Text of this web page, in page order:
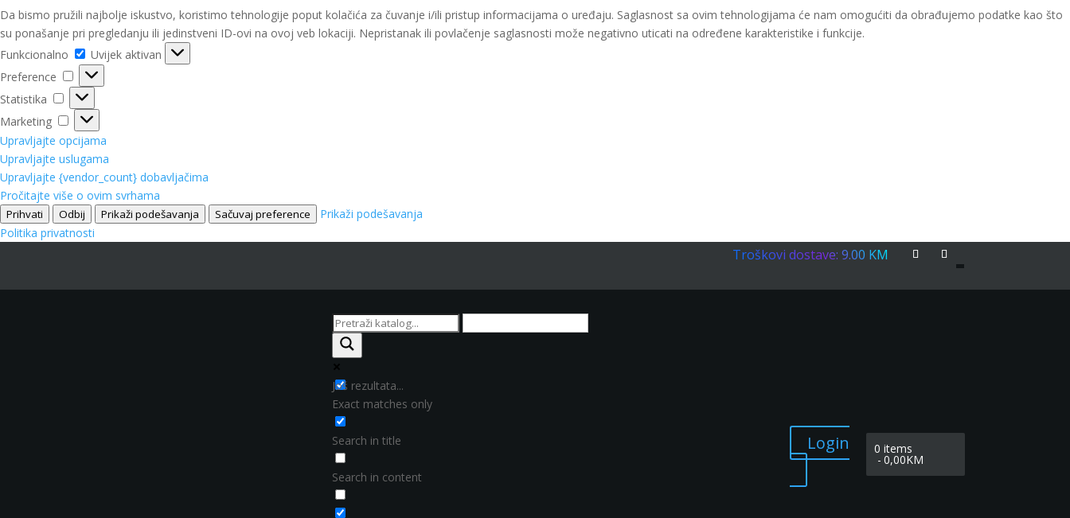
Da bismo pružili najbolje iskustvo, koristimo tehnologije poput kolačića za čuvanje i/ili pristup informacijama o uređaju. Saglasnost sa ovim tehnologijama će nam omogućiti da obrađujemo podatke kao što
su ponašanje pri pregledanju ili jedinstveni ID-ovi na ovoj veb lokaciji. Nepristanak ili povlačenje saglasnosti može negativno uticati na određene karakteristike i funkcije.
Funkcionalno
Funkcionalno
Uvijek aktivan
Preference
Preference
Statistika
Statistika
Marketing
Marketing
Upravljajte opcijama
Upravljajte uslugama
Upravljajte {vendor_count} dobavljačima
Pročitajte više o ovim svrhama
Prihvati Odbij Prikaži podešavanja Sačuvaj preference
Prikaži podešavanja
Politika privatnosti
Troškovi dostave: 9.00 KM
Još rezultata...
Exact matches only
Search in title
Search in content
Login 0 items
0,00KM